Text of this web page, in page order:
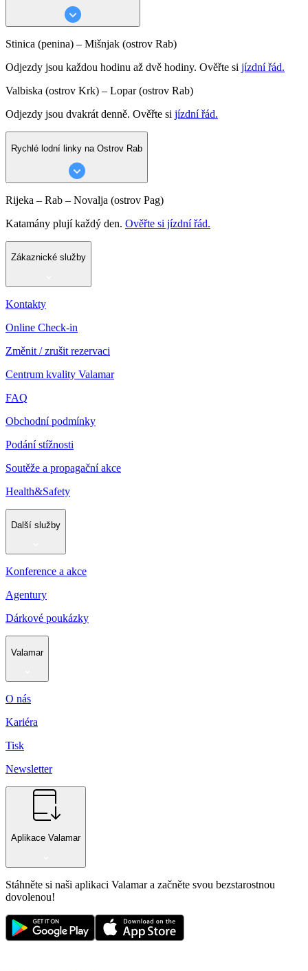
Stinica (penina) – Mišnjak (ostrov Rab)
Odjezdy jsou každou hodinu až dvě hodiny. Ověřte si jízdní řád.
Valbiska (ostrov Krk) – Lopar (ostrov Rab)
Odjezdy jsou dvakrát denně. Ověřte si jízdní řád.
Rychlé lodní linky na Ostrov Rab
Rijeka – Rab – Novalja (ostrov Pag)
Katamány plují každý den. Ověřte si jízdní řád.
Zákaznické služby
Kontakty
Online Check-in
Změnit / zrušit rezervaci
Centrum kvality Valamar
FAQ
Obchodní podmínky
Podání stížnosti
Soutěže a propagační akce
Health&Safety
Další služby
Konference a akce
Agentury
Dárkové poukázky
Valamar
O nás
Kariéra
Tisk
Newsletter
Aplikace Valamar
Stáhněte si naši aplikaci Valamar a začněte svou bezstarostnou
dovolenou!